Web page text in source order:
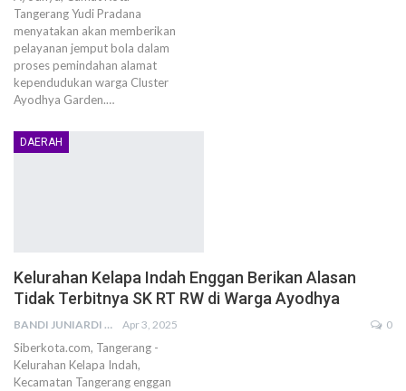
Tangerang Yudi Pradana
menyatakan akan memberikan
pelayanan jemput bola dalam
proses pemindahan alamat
kependudukan warga Cluster
Ayodhya Garden.…
DAERAH
Kelurahan Kelapa Indah Enggan Berikan Alasan
Tidak Terbitnya SK RT RW di Warga Ayodhya
BANDI JUNIARDI Apr 3, 2025 0
Siberkota.com, Tangerang -
Kelurahan Kelapa Indah,
Kecamatan Tangerang enggan